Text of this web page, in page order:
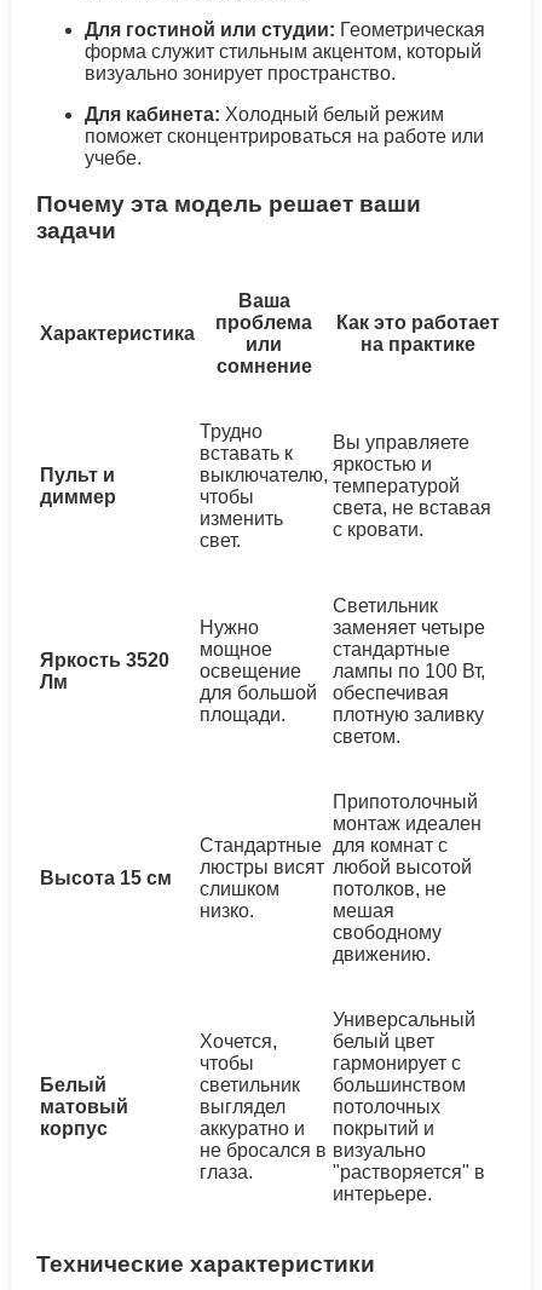
Для гостиной или студии: Геометрическая
форма служит стильным акцентом, который
визуально зонирует пространство.
Для кабинета: Холодный белый режим
поможет сконцентрироваться на работе или
учебе.
Почему эта модель решает ваши
задачи
Характеристика
Ваша
проблема
или
сомнение
Как это работает
на практике
Пульт и
диммер
Трудно
вставать к
выключателю,
чтобы
изменить
свет.
Вы управляете
яркостью и
температурой
света, не вставая
с кровати.
Яркость 3520
Лм
Нужно
мощное
освещение
для большой
площади.
Светильник
заменяет четыре
стандартные
лампы по 100 Вт,
обеспечивая
плотную заливку
светом.
Высота 15 см
Стандартные
люстры висят
слишком
низко.
Припотолочный
монтаж идеален
для комнат с
любой высотой
потолков, не
мешая
свободному
движению.
Белый
матовый
корпус
Хочется,
чтобы
светильник
выглядел
аккуратно и
не бросался в
глаза.
Универсальный
белый цвет
гармонирует с
большинством
потолочных
покрытий и
визуально
"растворяется" в
интерьере.
Технические характеристики